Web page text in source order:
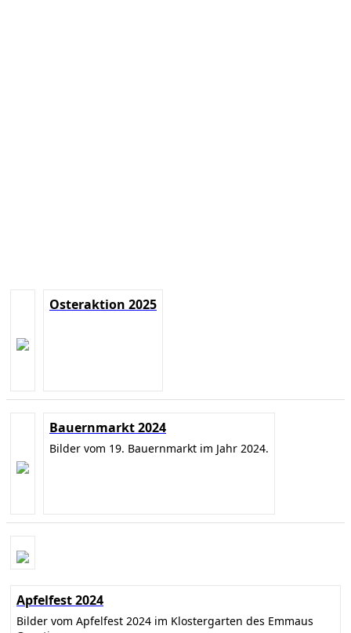
Osteraktion 2025
Bauernmarkt 2024
Bilder vom 19. Bauernmarkt im Jahr 2024.
Apfelfest 2024
Bilder vom Apfelfest 2024 im Klostergarten des Emmaus